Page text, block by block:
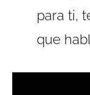
para ti,
que